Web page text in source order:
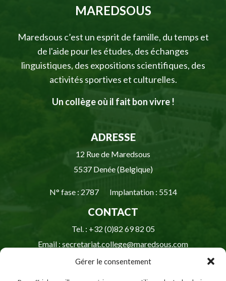
Gérer le consentement
MAREDSOUS
Maredsous c’est un esprit de famille, du temps et
de l'aide pour les études, des échanges
linguistiques, des expositions scientifiques, des
activités sportives et culturelles.
Un collège où il fait bon vivre !
ADRESSE
12 Rue de Maredsous
5537 Denée (Belgique)
N° fase : 2787 Implantation : 5514
CONTACT
Tel. : +32 (0)82 69 82 05
Email : secretariat.college@maredsous.com
HORAIRE DU SECRÉTARIAT